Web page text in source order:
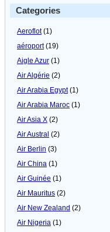
Categories
Aeroflot(1)
aéroport(19)
Aigle Azur (1)
Air Algérie (2)
Air Arabia Egypt(1)
Air Arabia Maroc (1)
Air Asia X (2)
Air Austral (2)
Air Berlin (3)
Air China (1)
Air Guinée (1)
Air Mauritus (2)
Air New Zealand (2)
Air Nigeria (1)